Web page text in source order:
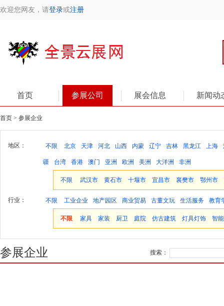
欢迎您网友，请登录或注册
首页 参展公司 展会信息 新闻动
首页 > 参展企业
地区： 不限 北京 天津 河北 山西 内蒙 辽宁 吉林 黑龙江 上海
疆 台湾 香港 澳门 亚洲 欧洲 美洲 大洋洲 非洲
不限 武汉市 黄石市 十堰市 宜昌市 襄樊市 鄂州市
行业： 不限 工业企业 地产园区 商业贸易 古董文玩 生活服务 教育
不限 家具 家装 厨卫 庭院 仿古建筑 灯具灯饰 智
参展企业 搜索：